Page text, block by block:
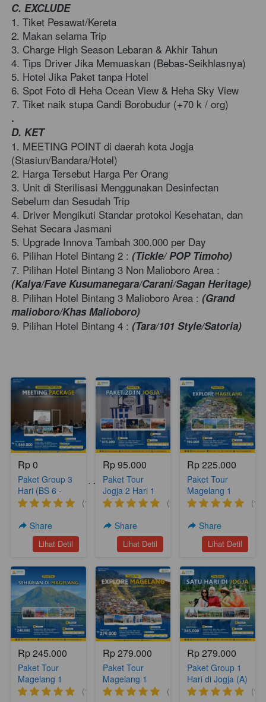
C. EXCLUDE
1. Tiket Pesawat/Kereta
2. Makan selama Trip
3. Charge High Season Lebaran & Akhir Tahun
4. Tips Driver Jika Memuaskan (Bebas-Seikhlasnya)
5. Hotel Jika Paket tanpa Hotel
6. Spot Foto di Heha Ocean View & Heha Sky View
7. Tiket naik stupa Candi Borobudur (+70 k / org)
.
D. KET
1. MEETING POINT di daerah kota Jogja
(Stasiun/Bandara/Hotel)
2. Harga Tersebut Harga Per Orang
3. Unit di Sterilisasi Menggunakan Desinfectan
Sebelum dan Sesudah Trip
4. Driver Mengikuti Standar protokol Kesehatan, dan
Sehat Secara Jasmani
5. Upgrade Innova Tambah 300.000 per Day
6. Pilihan Hotel Bintang 2 : (Tickle/ POP Timoho)
(Kalya/Fave Kusumanegara/Carani/Sagan Heritage)
8. Pilihan Hotel Bintang 3 Malioboro Area : (Grand
malioboro/Khas Malioboro)
9. Pilihan Hotel Bintang 4 : (Tara/101 Style/Satoria)
Paket Tour Lainnya . . . .
Rp 0
Paket Group 3
Hari (BS 6 -
Meeting
(1)
Share
`Lihat Detil
Rp 95.000
Paket Tour
Jogja 2 Hari 1
Malam Yogya
(1)
Share
`
Lihat Detil
Rp 225.000
Paket Tour
Magelang 1
hari (A18)
(1)
Share
`Lihat Detil
Rp 245.000
Paket Tour
Magelang 1
Hari (A17)
(1)
Rp 279.000
Paket Tour
Magelang 1
Hari Nepal Van
(1)
Rp 279.000
Paket Group 1
Hari di Jogja (A)
(1)